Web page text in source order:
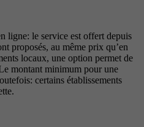
ligne: le service est offert depuis
proposés, au même prix qu’en
locaux, une option permet de
montant minimum pour une
certains établissements